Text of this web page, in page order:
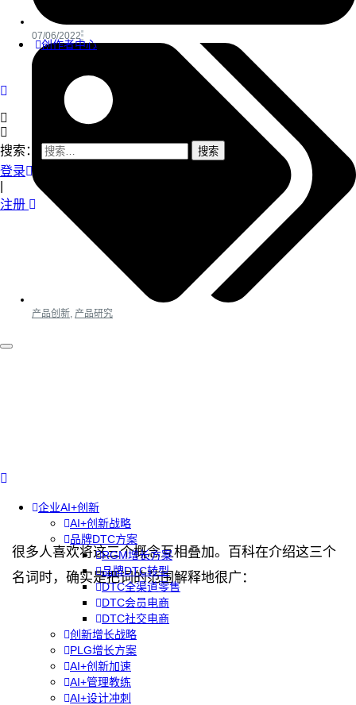
创作者中心
搜索：
登录
注册
企业AI+创新
AI+创新战略
品牌DTC方案
RGM增长方案
品牌DTC转型
DTC全渠道零售
DTC会员电商
DTC社交电商
创新增长战略
PLG增长方案
AI+创新加速
AI+管理教练
AI+设计冲刺
07/06/2022
产品创新 产品研究
很多人喜欢将这三个概念互相叠加。百科在介绍这三个
名词时，确实是把词的范围解释地很广：